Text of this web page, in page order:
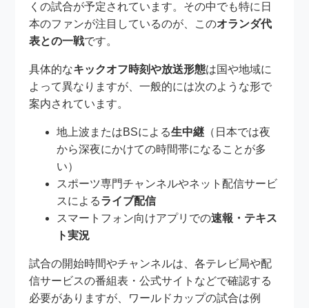
くの試合が予定されています。その中でも特に日
本のファンが注目しているのが、このオランダ代
表との一戦です。
具体的なキックオフ時刻や放送形態は国や地域に
よって異なりますが、一般的には次のような形で
案内されています。
地上波またはBSによる生中継 （日本では夜
から深夜にかけての時間帯になることが多
い）
スポーツ専門チャンネルやネット配信サービ
スによるライブ配信
スマートフォン向けアプリでの速報・テキス
ト実況
試合の開始時間やチャンネルは、各テレビ局や配
信サービスの番組表・公式サイトなどで確認する
必要がありますが、ワールドカップの試合は例